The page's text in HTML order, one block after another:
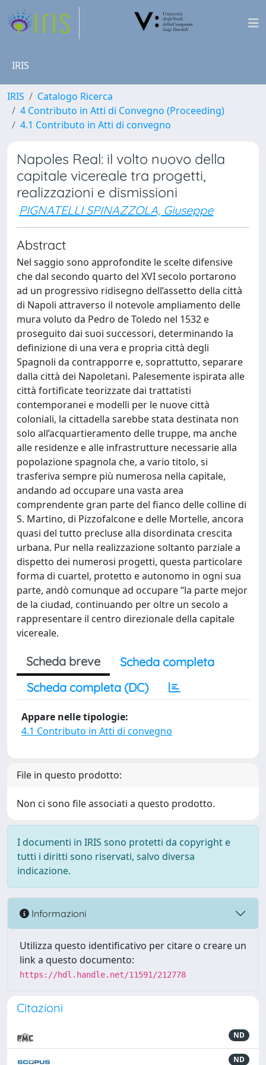
IRIS
IRIS
Catalogo Ricerca
4 Contributo in Atti di Convegno (Proceeding)
4.1 Contributo in Atti di convegno
Napoles Real: il volto nuovo della
capitale vicereale tra progetti,
realizzazioni e dismissioni
PIGNATELLI SPINAZZOLA, Giuseppe
Abstract
Nel saggio sono approfondite le scelte difensive
che dal secondo quarto del XVI secolo portarono
ad un progressivo ridisegno dell’assetto della città
di Napoli attraverso il notevole ampliamento delle
mura voluto da Pedro de Toledo nel 1532 e
proseguito dai suoi successori, determinando la
definizione di una vera e propria città degli
Spagnoli da contrapporre e, soprattutto, separare
dalla città dei Napoletani. Palesemente ispirata alle
città fortificate teorizzate dai trattatisti
contemporanei e modelli per le nuove città
coloniali, la cittadella sarebbe stata destinata non
solo all’acquartieramento delle truppe, ma anche
alle residenze e alle infrastrutture necessarie alla
popolazione spagnola che, a vario titolo, si
trasferiva sempre più numerosa nella capitale,
andando ad occupare una vasta area
comprendente gran parte del fianco delle colline di
S. Martino, di Pizzofalcone e delle Mortelle, ancora
quasi del tutto precluse alla disordinata crescita
urbana. Pur nella realizzazione soltanto parziale a
dispetto dei numerosi progetti, questa particolare
forma di cuartel, protetto e autonomo in ogni sua
parte, andò comunque ad occupare “la parte mejor
de la ciudad, continuando per oltre un secolo a
rappresentare il centro direzionale della capitale
vicereale.
Scheda breve
Scheda completa
Scheda completa (DC)
Appare nelle tipologie:
4.1 Contributo in Atti di convegno
File in questo prodotto:
Non ci sono file associati a questo prodotto.
I documenti in IRIS sono protetti da copyright e
tutti i diritti sono riservati, salvo diversa
indicazione.
Informazioni
Utilizza questo identificativo per citare o creare un
link a questo documento:
https://hdl.handle.net/11591/212778
Citazioni
ND
ND